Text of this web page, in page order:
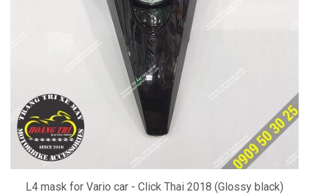
L4 mask for Vario car - Click Thai 2018 (Glossy black)